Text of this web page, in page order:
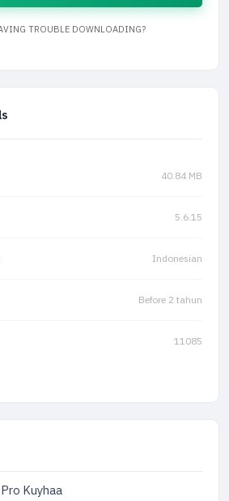
TROUBLE DOWNLOADING?
40.84 MB
5.6.15
Indonesian
Before 2 tahun
11085
Kuyhaa